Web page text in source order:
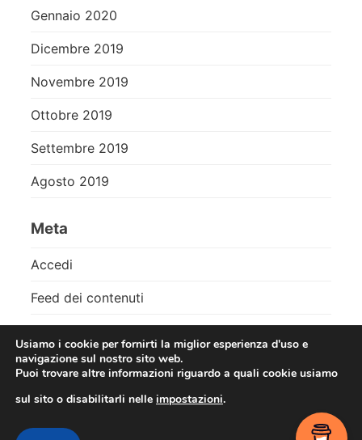
Gennaio 2020
Dicembre 2019
Novembre 2019
Ottobre 2019
Settembre 2019
Agosto 2019
Meta
Accedi
Feed dei contenuti
WordPress.org
Usiamo i cookie per fornirti la miglior esperienza d'uso e
navigazione sul nostro sito web.
Puoi trovare altre informazioni riguardo a quali cookie usiamo
sul sito o disabilitarli nelle impostazioni.